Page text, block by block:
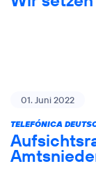
01. Juni 2022
TELEFÓNICA